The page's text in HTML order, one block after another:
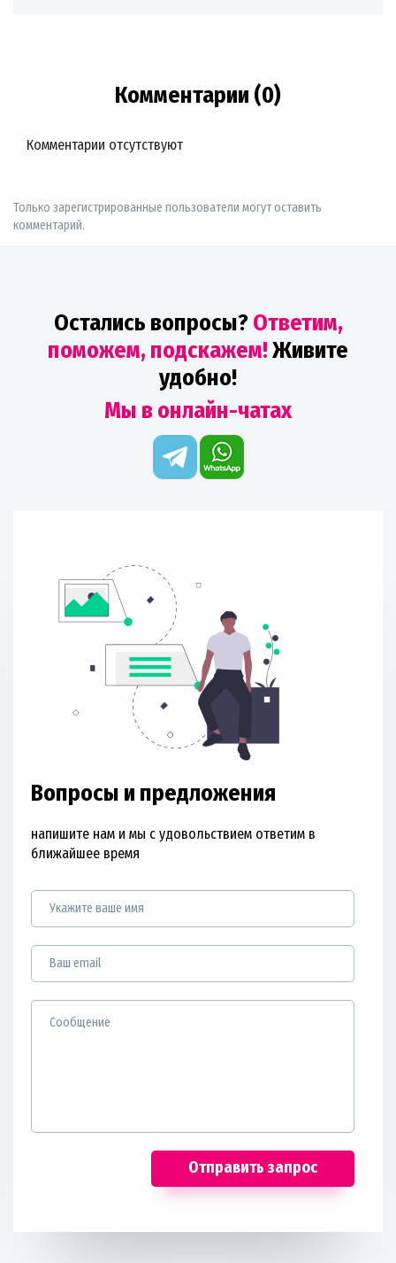
Комментарии (0)
Комментарии отсутствуют
Только зарегистрированные пользователи могут оставить
комментарий.
Остались вопросы?Ответим,
поможем, подскажем!Живите
удобно!
Мы в онлайн-чатах
Вопросы и предложения
напишите нам и мы с удовольствием ответим в
ближайшее время
Отправить запрос